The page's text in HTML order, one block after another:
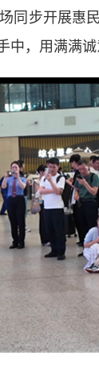
同步开展惠
，用满满诚